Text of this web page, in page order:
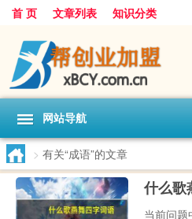
首 页 文章列表 知识分类
网站导航
> 有关“成语”的文章
什么歌
当前问题